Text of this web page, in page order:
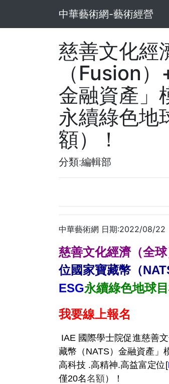
中華藝術網-藝術經營
慈善文化經
（Fusion
金融資產」
永續綠色地
額）！
分類:編輯部
中華藝術網 日期:2022/08/22
慈善文化經濟（全
位國家寶藏幣（
ESG永續綠色地球
我要線上報名
IAE 國際學士院促進慈善
藏幣（NATS）金融資產」
高科技 .高精神.高益富定位[
僅20名名額）！